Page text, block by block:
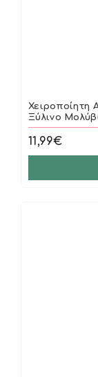
Χειροποίητη
Ξύλινο
11,99€